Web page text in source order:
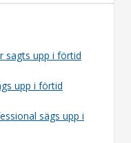
sagts upp i förtid
upp i förtid
sägs upp i